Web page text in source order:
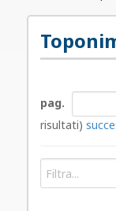
pag.
risultati)